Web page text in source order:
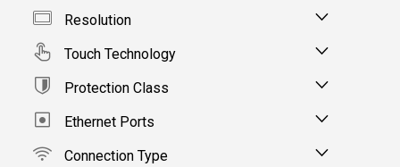
Resolution
Touch Technology
Protection Class
Ethernet Ports
Connection Type